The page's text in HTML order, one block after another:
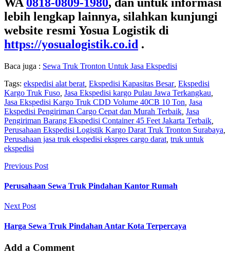
lebih lengkap lainnya, silahkan kunjungi
website resmi Yosua Logistik di
https://yosualogistik.co.id .
Baca juga : Sewa Truk Tronton Untuk Jasa Ekspedisi
Tags: ekspedisi alat berat Ekspedisi Kapasitas Besar, Ekspedisi
Kargo Truk Fuso Jasa Ekspedisi kargo Pulau Jawa Terkangkau
Jasa Ekspedisi Kargo Truk CDD Volume 40CB 10 Ton Jasa
Ekspedisi Pengiriman Cargo Cepat dan Murah Terbaik Jasa
Pengiriman Barang Ekspedisi Container 45 Feet Jakarta Terbaik
Perusahaan Ekspedisi Logistik Kargo Darat Truk Tronton Surabaya
Perusahaan jasa truk ekspedisi ekspres cargo darat truk untuk
ekspedisi
Previous Post
Perusahaan Sewa Truk Pindahan Kantor Rumah
Next Post
Harga Sewa Truk Pindahan Antar Kota Terpercaya
Add a Comment